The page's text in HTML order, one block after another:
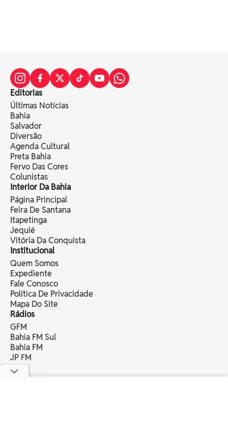
Editorias
Últimas Notícias
Bahia
Salvador
Diversão
Agenda Cultural
Preta Bahia
Fervo Das Cores
Colunistas
Interior Da Bahia
Página Principal
Feira De Santana
Itapetinga
Jequié
Vitória Da Conquista
Institucional
Quem Somos
Expediente
Fale Conosco
Política De Privacidade
Mapa Do Site
Rádios
GFM
Bahia FM Sul
Bahia FM
JP FM